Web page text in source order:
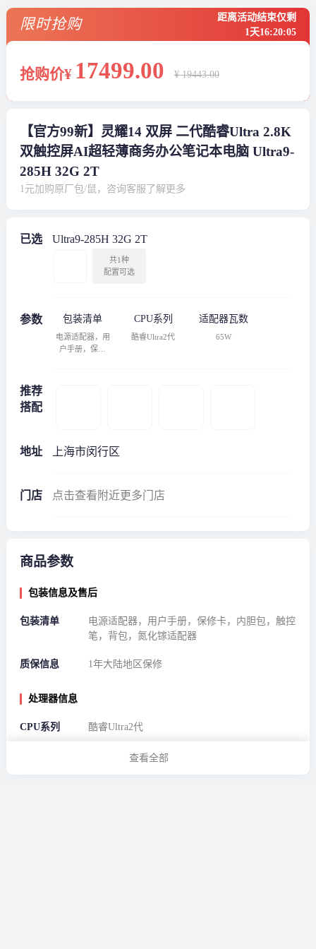
限时抢购
距离活动结束仅剩
1天16:20:05
抢购价¥ 17499.00 ¥ 19443.00
【官方99新】灵耀14 双屏 二代酷睿Ultra 2.8K
双触控屏AI超轻薄商务办公笔记本电脑 Ultra9-
285H 32G 2T
1元加购原厂包/鼠，咨询客服了解更多
已选 Ultra9-285H 32G 2T
共1种
配置可选
参数 包装清单
电源适配器，用
户手册，保修
CPU系列
酷睿Ultra2代
适配器瓦数
65W
推荐
搭配
地址 上海市闵行区
门店 点击查看附近更多门店
商品参数
包装信息及售后
包装清单
电源适配器，用户手册，保修卡，内胆包，触控
笔，背包，氮化镓适配器
质保信息 1年大陆地区保修
处理器信息
CPU系列 酷睿Ultra2代
Ultra9-285H查看全部